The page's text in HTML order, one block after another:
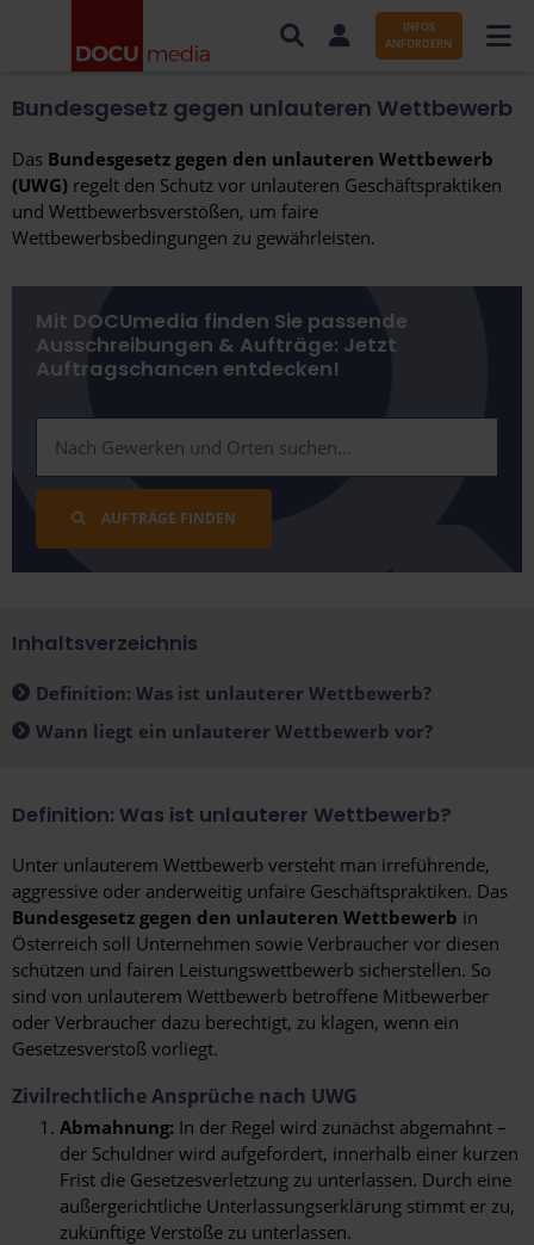
AUFTRÄGE NACH BRANCHE
AUFTRÄGE NACH ORT
SERVICES UND LEISTUNGEN
WISSENSWERTES
ÜBER DOCUMEDIA
INFOS
ANFORDERN
Bundesgesetz gegen unlauteren Wettbewerb
Das Bundesgesetz gegen den unlauteren Wettbewerb
(UWG) regelt den Schutz vor unlauteren Geschäftspraktiken
und Wettbewerbsverstößen, um faire
Wettbewerbsbedingungen zu gewährleisten.
Mit DOCUmedia finden Sie passende
Ausschreibungen & Aufträge: Jetzt
Auftragschancen entdecken!
AUFTRÄGE FINDEN
Inhaltsverzeichnis
Definition: Was ist unlauterer Wettbewerb?
Wann liegt ein unlauterer Wettbewerb vor?
Definition: Was ist unlauterer Wettbewerb?
Unter unlauterem Wettbewerb versteht man irreführende,
aggressive oder anderweitig unfaire Geschäftspraktiken. Das
Bundesgesetz gegen den unlauteren Wettbewerb in
Österreich soll Unternehmen sowie Verbraucher vor diesen
schützen und fairen Leistungswettbewerb sicherstellen. So
sind von unlauterem Wettbewerb betroffene Mitbewerber
oder Verbraucher dazu berechtigt, zu klagen, wenn ein
Gesetzesverstoß vorliegt.
Zivilrechtliche Ansprüche nach UWG
Abmahnung: In der Regel wird zunächst abgemahnt –
der Schuldner wird aufgefordert, innerhalb einer kurzen
Frist die Gesetzesverletzung zu unterlassen. Durch eine
außergerichtliche Unterlassungserklärung stimmt er zu,
zukünftige Verstöße zu unterlassen.